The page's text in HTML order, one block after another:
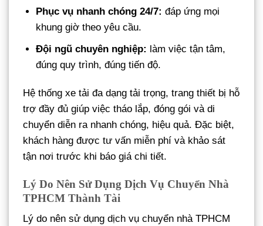
Phục vụ nhanh chóng 24/7: đáp ứng mọi
khung giờ theo yêu cầu.
Đội ngũ chuyên nghiệp: làm việc tận tâm,
đúng quy trình, đúng tiến độ.
Hệ thống xe tải đa dạng tải trọng, trang thiết bị hỗ
trợ đầy đủ giúp việc tháo lắp, đóng gói và di
chuyển diễn ra nhanh chóng, hiệu quả. Đặc biệt,
khách hàng được tư vấn miễn phí và khảo sát
tận nơi trước khi báo giá chi tiết.
Lý Do Nên Sử Dụng Dịch Vụ Chuyển Nhà
TPHCM Thành Tài
Lý do nên sử dụng dịch vụ chuyển nhà TPHCM